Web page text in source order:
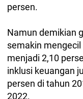
persen.
Namun demikian
semakin
menjadi 2,10
inklusi keuangan
persen di tahun
2022.